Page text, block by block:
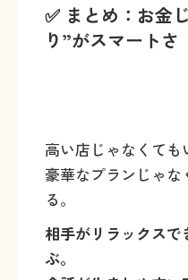
✅ まとめ：お金
り”がスマートさ
高い店じゃなくても
豪華なプランじゃ
る。
相手がリラックス
ぶ。